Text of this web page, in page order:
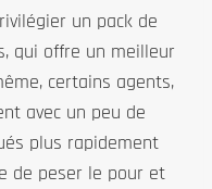
un pack de
qui offre un meilleur
certains agents,
avec un peu de
plus rapidement
de peser le pour et